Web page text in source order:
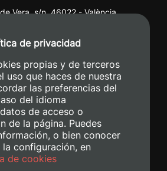
Vera, s/n. 46022 - València
+34 620 04 00 50
de privacidad
propias y de terceros
uso que haces de nuestra
las preferencias del
del idioma
de acceso o
de la página. Puedes
o bien conocer
configuración, en
de cookies